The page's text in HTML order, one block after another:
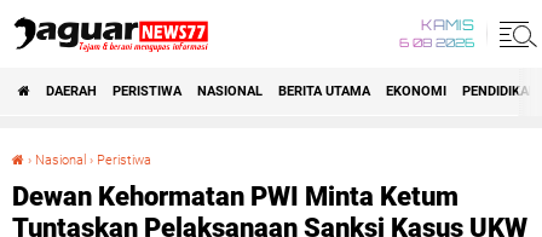
KAMIS
6 08 2026
DAERAH PERISTIWA NASIONAL BERITA UTAMA EKONOMI PENDIDIKAN
› Nasional › Peristiwa
Dewan Kehormatan PWI Minta Ketum
Tuntaskan Pelaksanaan Sanksi Kasus UKW